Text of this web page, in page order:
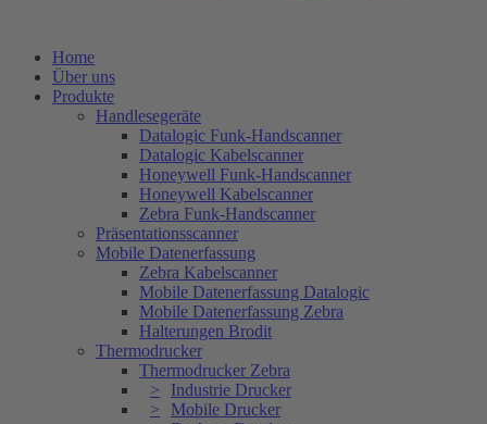
Home
Über uns
Produkte
Handlesegeräte
Datalogic Funk-Handscanner
Datalogic Kabelscanner
Honeywell Funk-Handscanner
Honeywell Kabelscanner
Zebra Funk-Handscanner
Präsentationsscanner
Mobile Datenerfassung
Zebra Kabelscanner
Mobile Datenerfassung Datalogic
Mobile Datenerfassung Zebra
Halterungen Brodit
Thermodrucker
Thermodrucker Zebra
Industrie Drucker
Mobile Drucker